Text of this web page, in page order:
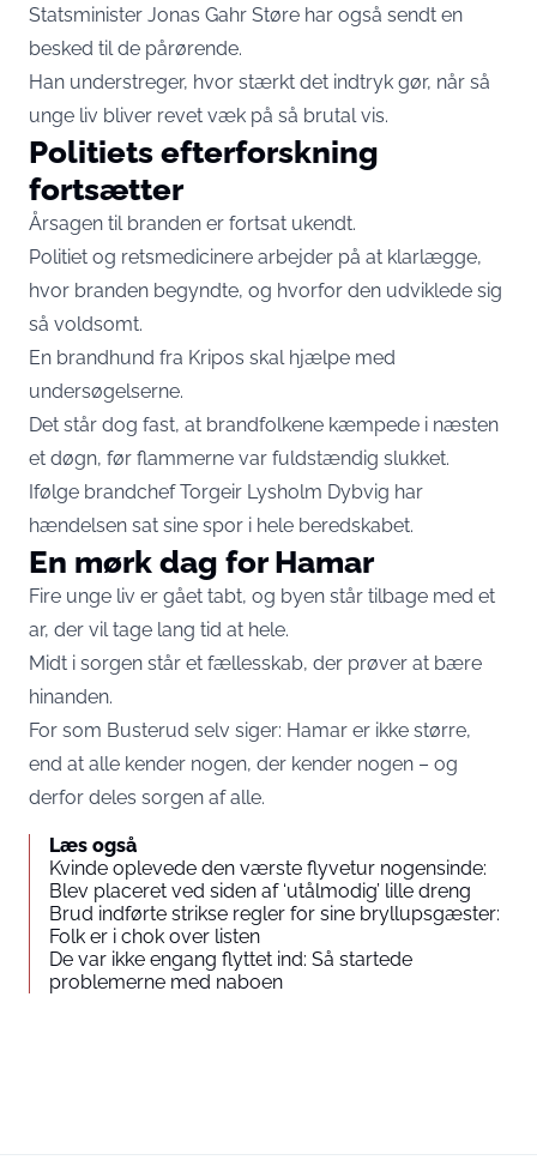
Statsminister Jonas Gahr Støre har også sendt en
besked til de pårørende.
Han understreger, hvor stærkt det indtryk gør, når så
unge liv bliver revet væk på så brutal vis.
Politiets efterforskning
fortsætter
Årsagen til branden er fortsat ukendt.
Politiet og retsmedicinere arbejder på at klarlægge,
hvor branden begyndte, og hvorfor den udviklede sig
så voldsomt.
En brandhund fra Kripos skal hjælpe med
undersøgelserne.
Det står dog fast, at brandfolkene kæmpede i næsten
et døgn, før flammerne var fuldstændig slukket.
Ifølge brandchef Torgeir Lysholm Dybvig har
hændelsen sat sine spor i hele beredskabet.
En mørk dag for Hamar
Fire unge liv er gået tabt, og byen står tilbage med et
ar, der vil tage lang tid at hele.
Midt i sorgen står et fællesskab, der prøver at bære
hinanden.
For som Busterud selv siger: Hamar er ikke større,
end at alle kender nogen, der kender nogen – og
derfor deles sorgen af alle.
Læs også
Kvinde oplevede den værste flyvetur nogensinde:
Blev placeret ved siden af ‘utålmodig’ lille dreng
Brud indførte strikse regler for sine bryllupsgæster:
Folk er i chok over listen
De var ikke engang flyttet ind: Så startede
problemerne med naboen